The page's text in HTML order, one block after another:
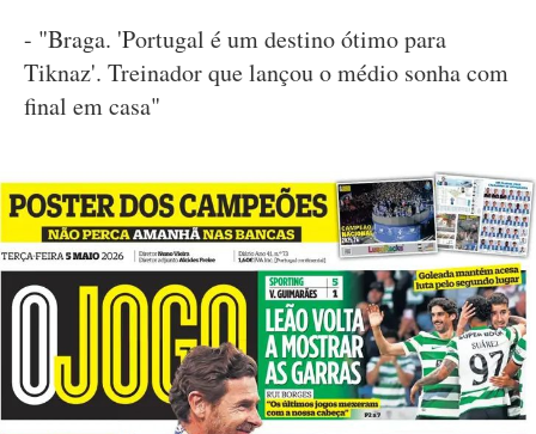
- "Braga. 'Portugal é um destino ótimo para
Tiknaz'. Treinador que lançou o médio sonha com
final em casa"